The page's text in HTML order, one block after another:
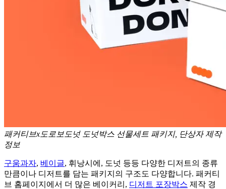
패커티브x도로보도넛 도넛박스 선물세트 패키지, 단상자 제작
정보
구움과자, 베이글, 휘낭시에, 도넛 등등 다양한 디저트의 종류
만큼이나 디저트를 담는 패키지의 구조도 다양합니다. 패커티
브 홈페이지에서 더 많은 베이커리, 디저트 포장박스 제작 경